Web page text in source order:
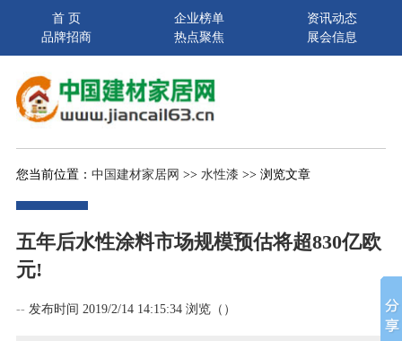
首 页 企业榜单
资讯动态
品牌招商
热点聚焦 展会信息
您当前位置： 中国建材家居网 >> 水性漆 >> 浏览文章
五年后水性涂料市场规模预估将超830亿欧
元!
-- 发布时间 2019/2/14 14:15:34 浏览（ ）